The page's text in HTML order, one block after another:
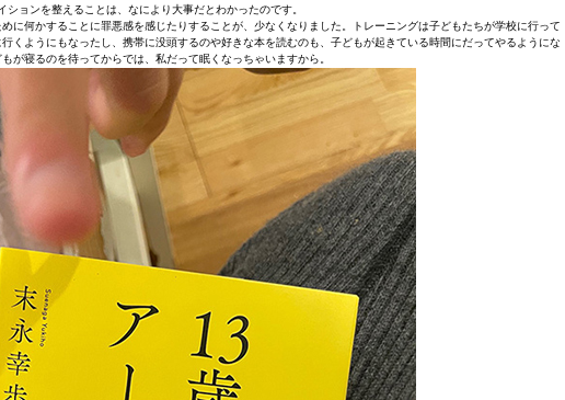
ションを整えることは、なにより大事だとわかったのです。
に何かすることに罪悪感を感じたりすることが、少なくなりました。トレーニングは子どもたちが学校に行って
くようにもなったし、携帯に没頭するのや好きな本を読むのも、子どもが起きている時間にだってやるようにな
が寝るのを待ってからでは、私だって眠くなっちゃいますから。